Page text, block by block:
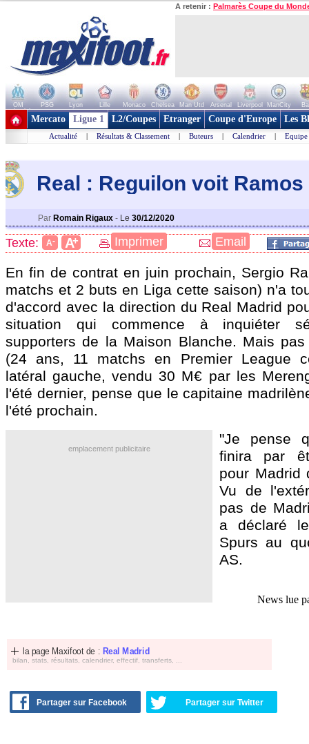
A retenir : Palmarès Coupe du
OM PSG Lyon Lille Monaco Chelsea Man Utd Arsenal Liverpool ManCity
+ de clubs
Mercato Ligue 1 L2/Coupes Etranger Coupe d'Europe Les
Actualité | Résultats & Classement | Buteurs | Calendrier | Equipe
Real : Reguilon voit
Par Romain Rigaux - Le 30/12/2020
Texte: A- A+ Imprimer Email
En fin de contrat en juin prochain, Sergio
matchs et 2 buts en Liga cette saison) n'a
d'accord avec la direction du Real Madrid
situation qui commence à inquiéter
supporters de la Maison Blanche. Mais
(24 ans, 11 matchs en Premier League
latéral gauche, vendu 30 M€ par les
l'été dernier, pense que le capitaine
l'été prochain.
emplacement publicitaire
"Je pense
finira par
pour Madrid
Vu de
pas de
a déclaré
Spurs au
AS.
News lue
la page Maxifoot de : Real Madrid
bilan, stats, résultats, calendrier, effectif, transferts, ...
Partager sur Facebook Partager sur Twitter